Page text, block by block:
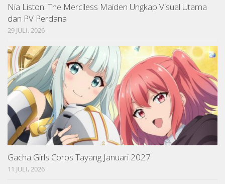
Nia Liston: The Merciless Maiden Ungkap Visual Utama
dan PV Perdana
29 JULI, 2026
Gacha Girls Corps Tayang Januari 2027
11 JULI, 2026